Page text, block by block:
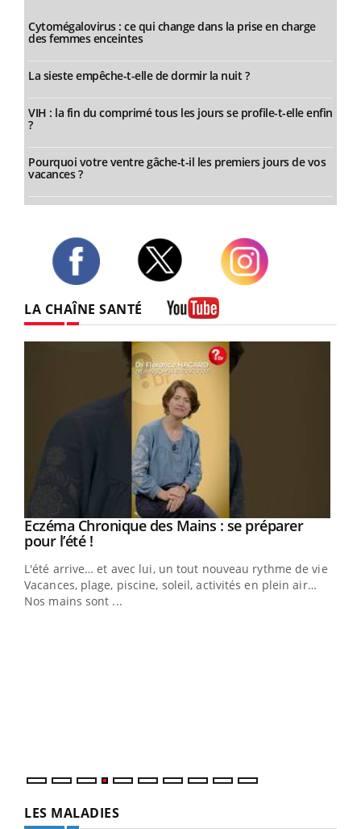
Cytomégalovirus : ce qui change dans la prise en charge
des femmes enceintes
La sieste empêche-t-elle de dormir la nuit ?
VIH : la fin du comprimé tous les jours se profile-t-elle enfin
?
Pourquoi votre ventre gâche-t-il les premiers jours de vos
vacances ?
LA CHAÎNE SANTÉ
Youtube
Eczéma Chronique des Mains : se préparer
pour l’été !Youtube
L'été arrive… et avec lui, un tout nouveau rythme de vie !
Vacances, plage, piscine, soleil, activités en plein air…
Nos mains sont ...
LES MALADIES